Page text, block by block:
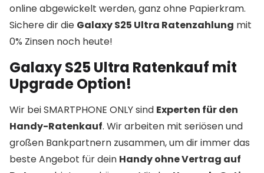
online abgewickelt werden, ganz ohne Papierkram.
Sichere dir die Galaxy S25 Ultra Ratenzahlung mit
0% Zinsen noch heute!
Galaxy S25 Ultra Ratenkauf mit
Upgrade Option!
Wir bei SMARTPHONE ONLY sind Experten für den
Handy-Ratenkauf. Wir arbeiten mit seriösen und
großen Bankpartnern zusammen, um dir immer das
beste Angebot für dein Handy ohne Vertrag auf